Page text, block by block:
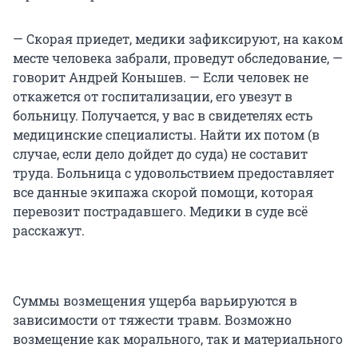
— Скорая приедет, медики зафиксируют, на каком
месте человека забрали, проведут обследование, —
говорит Андрей Конышев. — Если человек не
откажется от госпитализации, его увезут в
больницу. Получается, у вас в свидетелях есть
медицинские специалисты. Найти их потом (в
случае, если дело дойдет до суда) не составит
труда. Больница с удовольствием предоставляет
все данные экипажа скорой помощи, которая
перевозит пострадавшего. Медики в суде всё
расскажут.
Суммы возмещения ущерба варьируются в
зависимости от тяжести травм. Возможно
возмещение как морального, так и материального